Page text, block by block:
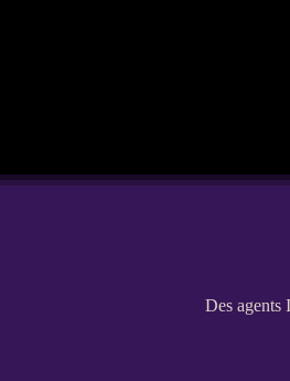
Des agents